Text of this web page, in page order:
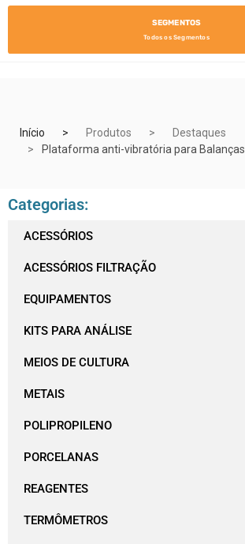
SEGMENTOS
Todos os Segmentos
Início Produtos
Destaques
Plataforma anti-vibratória para Balanças
Categorias:
ACESSÓRIOS
ACESSÓRIOS FILTRAÇÃO
EQUIPAMENTOS
KITS PARA ANÁLISE
MEIOS DE CULTURA
METAIS
POLIPROPILENO
PORCELANAS
REAGENTES
TERMÔMETROS